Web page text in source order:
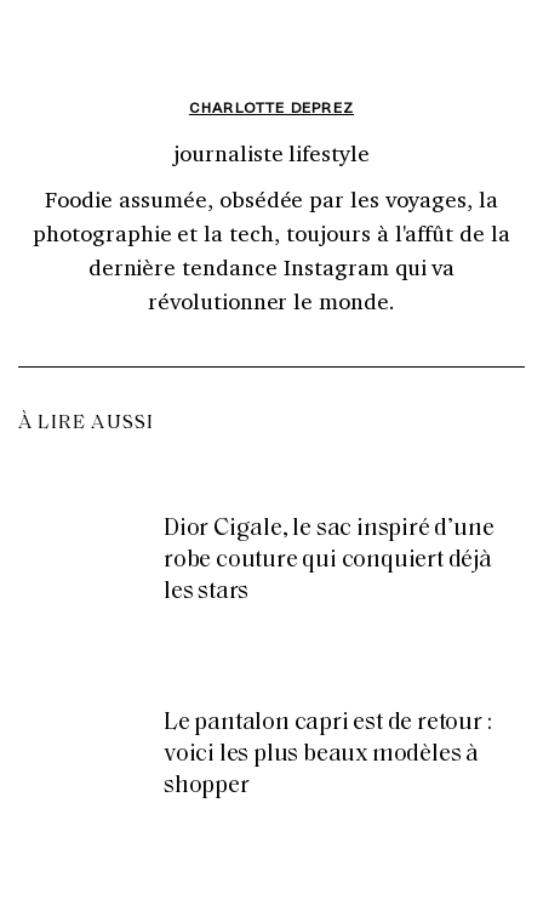
CHARLOTTE DEPREZ
journaliste lifestyle
Foodie assumée, obsédée par les voyages, la
photographie et la tech, toujours à l'affût de la
dernière tendance Instagram qui va
révolutionner le monde.
À LIRE AUSSI
Dior Cigale, le sac inspiré d’une
robe couture qui conquiert déjà
les stars
Le pantalon capri est de retour :
voici les plus beaux modèles à
shopper